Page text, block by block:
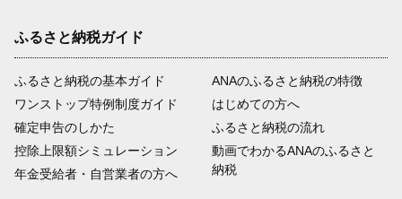
ふるさと納税ガイド
ふるさと納税の基本ガイド
ワンストップ特例制度ガイド
確定申告のしかた
控除上限額シミュレーション
年金受給者・自営業者の方へ
ANAのふるさと納税の特徴
はじめての方へ
ふるさと納税の流れ
動画でわかるANAのふるさと
納税